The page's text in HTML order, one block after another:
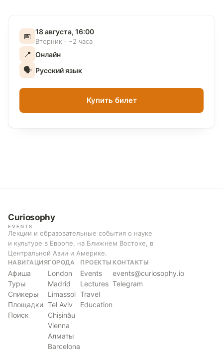
📅 18 августа, 16:00
Вторник · ~2 часа
📍 Онлайн
🗣 Русский язык
Купить билет
Curiosophy
EVENTS
Лекции и образовательные события о науке
и культуре в Европе, на Ближнем Востоке, в
Центральной Азии и Америке.
НАВИГАЦИЯ
Афиша
Туры
Спикеры
Площадки
Поиск
ГОРОДА
London
Madrid
Limassol
Tel Aviv
Chișinău
Vienna
Алматы
Barcelona
ПРОЕКТЫ
Events
Lectures
Travel
Education
КОНТАКТЫ
events@curiosophy.io
Telegram